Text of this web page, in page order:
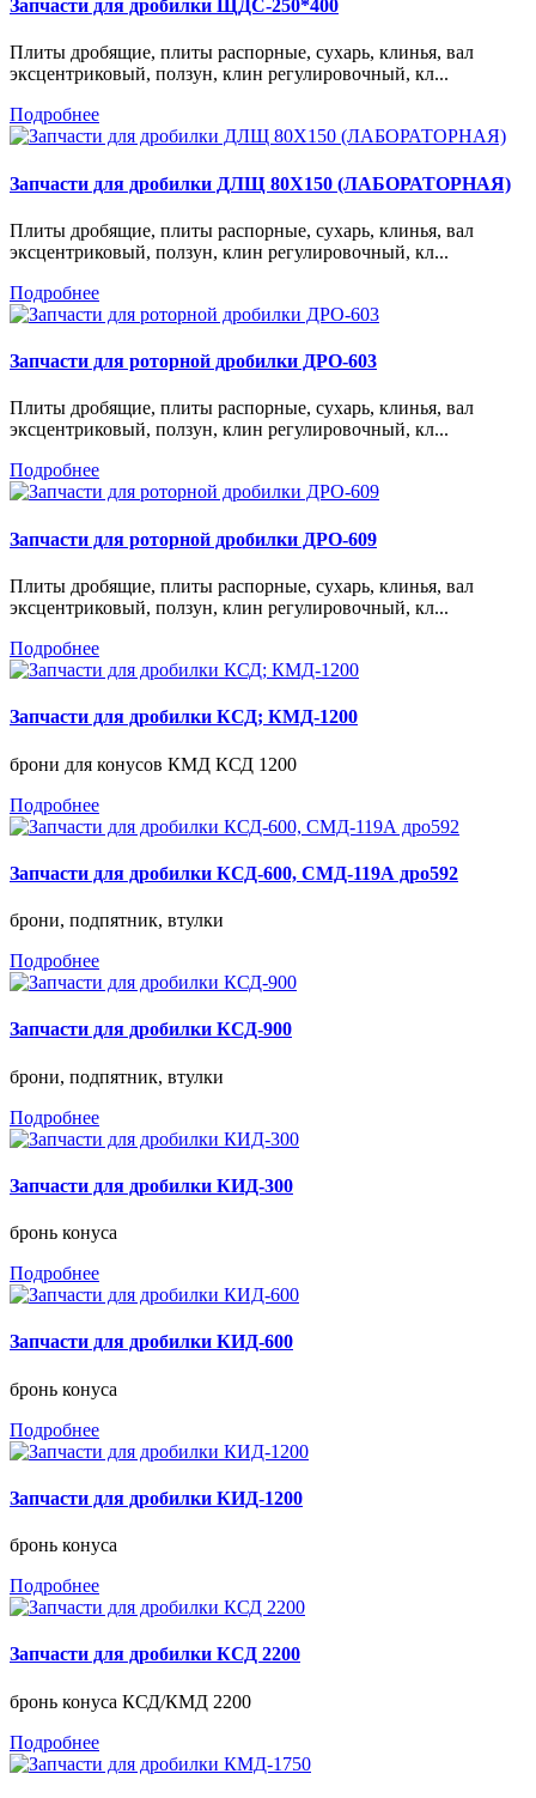
Запчасти для дробилки ЩДС-250*400
Плиты дробящие, плиты распорные, сухарь, клинья, вал
эксцентриковый, ползун, клин регулировочный, кл...
Подробнее
Запчасти для дробилки ДЛЩ 80Х150 (ЛАБОРАТОРНАЯ)
Плиты дробящие, плиты распорные, сухарь, клинья, вал
эксцентриковый, ползун, клин регулировочный, кл...
Подробнее
Запчасти для роторной дробилки ДРО-603
Плиты дробящие, плиты распорные, сухарь, клинья, вал
эксцентриковый, ползун, клин регулировочный, кл...
Подробнее
Запчасти для роторной дробилки ДРО-609
Плиты дробящие, плиты распорные, сухарь, клинья, вал
эксцентриковый, ползун, клин регулировочный, кл...
Подробнее
Запчасти для дробилки КСД; КМД-1200
брони для конусов КМД КСД 1200
Подробнее
Запчасти для дробилки КСД-600, СМД-119А дро592
брони, подпятник, втулки
Подробнее
Запчасти для дробилки КСД-900
брони, подпятник, втулки
Подробнее
Запчасти для дробилки КИД-300
бронь конуса
Подробнее
Запчасти для дробилки КИД-600
бронь конуса
Подробнее
Запчасти для дробилки КИД-1200
бронь конуса
Подробнее
Запчасти для дробилки КСД 2200
бронь конуса КСД/КМД 2200
Подробнее